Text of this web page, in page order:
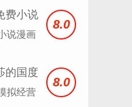
费小说
说漫画
8.0
的国度
拟经营
8.0